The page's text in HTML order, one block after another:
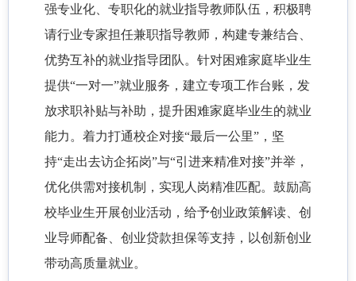
强专业化、专职化的就业指导教师队伍，积极聘
请行业专家担任兼职指导教师，构建专兼结合、
优势互补的就业指导团队。针对困难家庭毕业生
提供“一对一”就业服务，建立专项工作台账，发
放求职补贴与补助，提升困难家庭毕业生的就业
能力。着力打通校企对接“最后一公里”，坚
持“走出去访企拓岗”与“引进来精准对接”并举，
优化供需对接机制，实现人岗精准匹配。鼓励高
校毕业生开展创业活动，给予创业政策解读、创
业导师配备、创业贷款担保等支持，以创新创业
带动高质量就业。